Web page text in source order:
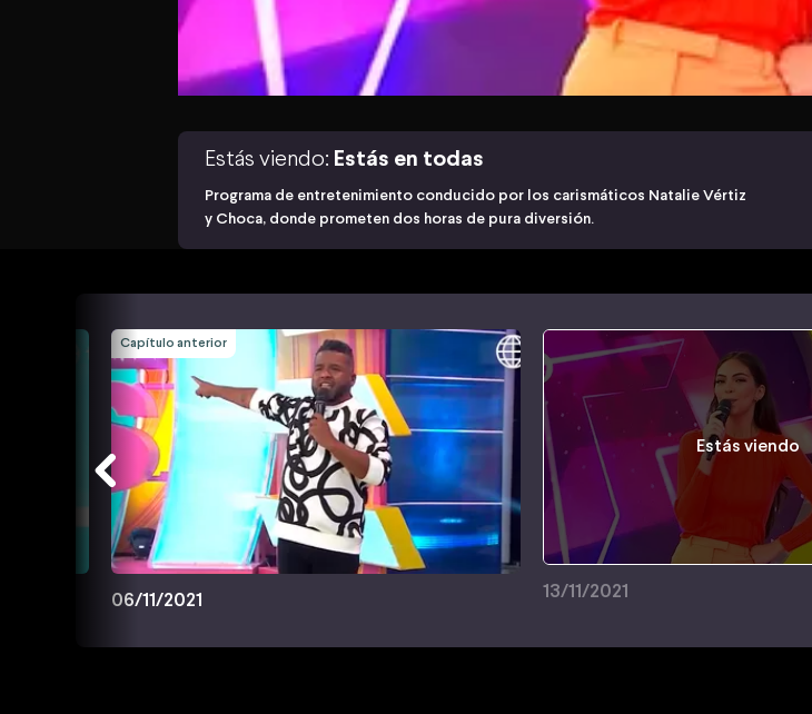
Estás viendo: Estás en todas
Programa de entretenimiento conducido por los carismáticos Natalie Vértiz
y Choca, donde prometen dos horas de pura diversión.
Capítulo anterior
06/11/2021
Estás viendo
13/11/2021